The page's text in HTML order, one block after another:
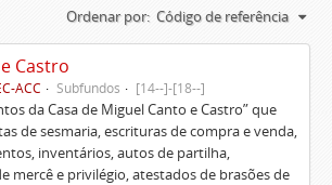
Ordenar por: Código de referência
Castro
ACC Subfundos [14--]-[18--]
da Casa de Miguel Canto e Castro” que
de sesmaria, escrituras de compra e venda,
inventários, autos de partilha,
mercê e privilégio, atestados de brasões de